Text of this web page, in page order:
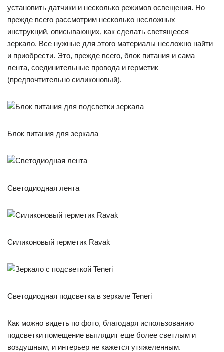
установить датчики и несколько режимов освещения. Но
прежде всего рассмотрим несколько несложных
инструкций, описывающих, как сделать светящееся
зеркало. Все нужные для этого материалы несложно найти
и приобрести. Это, прежде всего, блок питания и сама
лента, соединительные провода и герметик
(предпочтительно силиконовый).
Блок питания для зеркала
Светодиодная лента
Силиконовый герметик Ravak
Светодиодная подсветка в зеркале Teneri
Как можно видеть по фото, благодаря использованию
подсветки помещение выглядит еще более светлым и
воздушным, и интерьер не кажется утяжеленным.